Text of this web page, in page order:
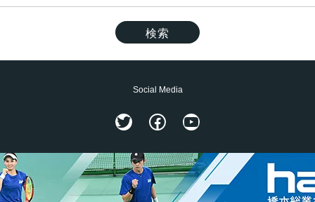
Social Media
TwitterFacebook
YouTube